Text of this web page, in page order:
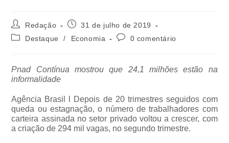
Redação
31 de julho de 2019
Destaque
/ Economia 0 comentário
Pnad Contínua mostrou que 24,1 milhões estão na
informalidade
Agência Brasil l Depois de 20 trimestres seguidos com
queda ou estagnação, o número de trabalhadores com
carteira assinada no setor privado voltou a crescer, com
a criação de 294 mil vagas, no segundo trimestre.